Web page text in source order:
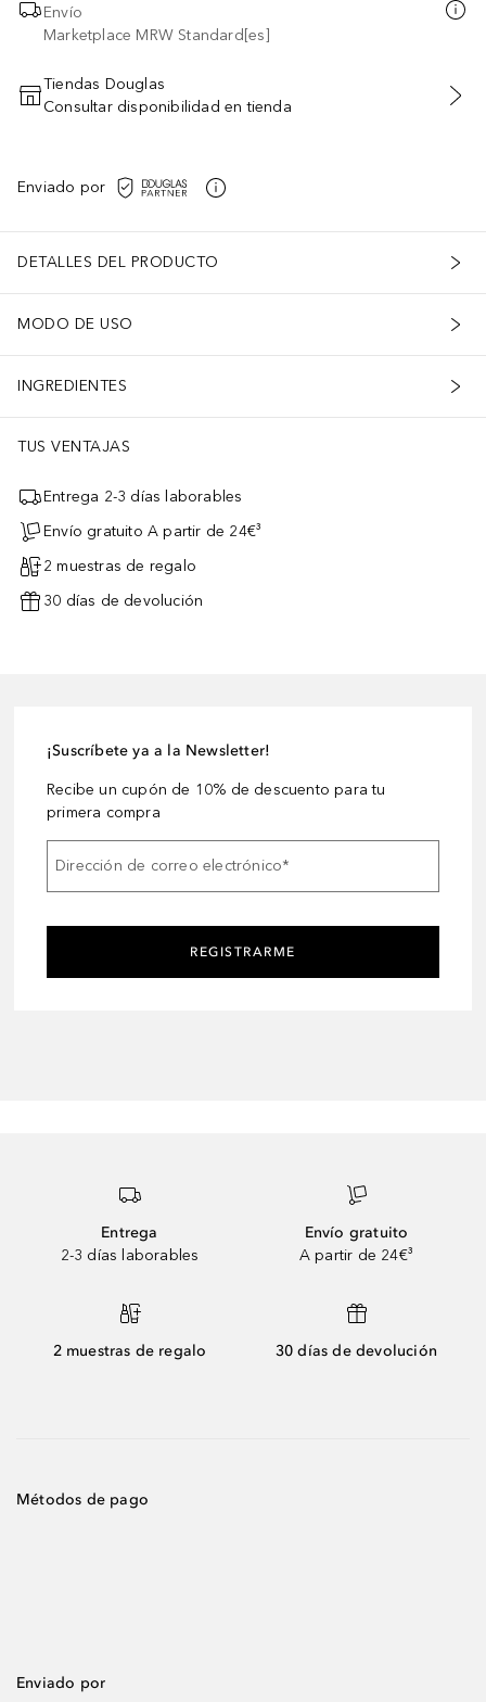
Envío
Marketplace MRW Standard[es]
AÑADIR AL CARRITO
Tiendas Douglas
Consultar disponibilidad en tienda
Enviado por
DETALLES DEL PRODUCTO
MODO DE USO
INGREDIENTES
TUS VENTAJAS
Entrega 2-3 días laborables
Envío gratuito A partir de 24€³
2 muestras de regalo
30 días de devolución
¡Suscríbete ya a la Newsletter!
Recibe un cupón de 10% de descuento para tu
primera compra
Dirección de correo electrónico*
REGISTRARME
Entrega
2-3 días laborables
Envío gratuito
A partir de 24€³
2 muestras de regalo 30 días de devolución
Métodos de pago
Enviado por